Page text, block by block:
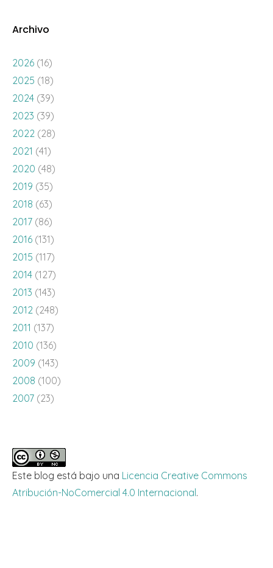
Archivo
2026 (16)
2025 (18)
2024 (39)
2023 (39)
2022 (28)
2021 (41)
2020 (48)
2019 (35)
2018 (63)
2017 (86)
2016 (131)
2015 (117)
2014 (127)
2013 (143)
2012 (248)
2011 (137)
2010 (136)
2009 (143)
2008 (100)
2007 (23)
Este blog está bajo una Licencia Creative Commons
Atribución-NoComercial 4.0 Internacional.